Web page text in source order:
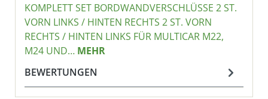
KOMPLETT SET BORDWANDVERSCHLÜSSE 2 ST.
VORN LINKS / HINTEN RECHTS 2 ST. VORN
RECHTS / HINTEN LINKS FÜR MULTICAR M22,
M24 UND… MEHR
BEWERTUNGEN